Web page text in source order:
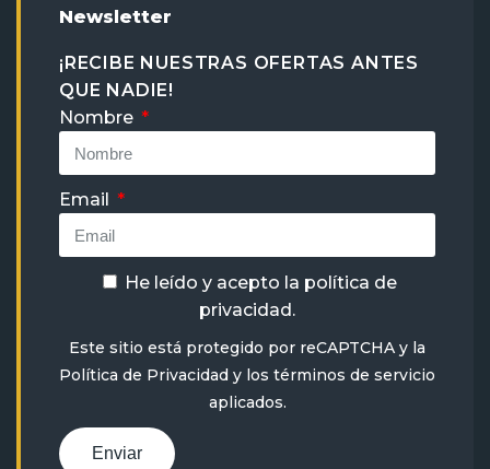
Newsletter
¡RECIBE NUESTRAS OFERTAS ANTES
QUE NADIE!
Nombre
Email
He leído y acepto la política de
privacidad .
Este sitio está protegido por reCAPTCHA y la
Política de Privacidad y los términos de servicio
aplicados.
Enviar